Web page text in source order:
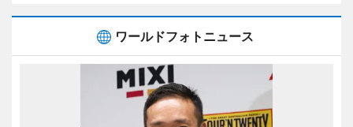
ワールドフォトニュース